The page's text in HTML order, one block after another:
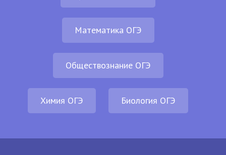
Математика ОГЭ
Обществознание ОГЭ
Химия ОГЭ Биология ОГЭ